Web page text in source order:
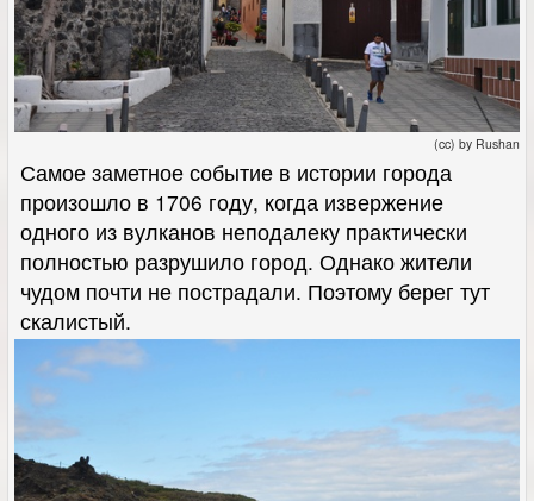
(cc) by Rushan
Самое заметное событие в истории города
произошло в 1706 году, когда извержение
одного из вулканов неподалеку практически
полностью разрушило город. Однако жители
чудом почти не пострадали. Поэтому берег тут
скалистый.